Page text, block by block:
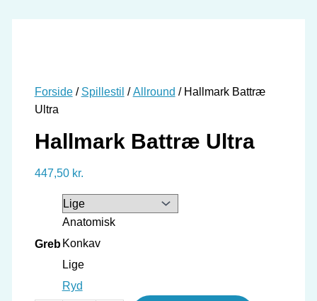
Forside/ Spillestil /Allround / Hallmark Battræ
Ultra
Hallmark Battræ Ultra
447,50 kr.
Greb
Anatomisk
Konkav
Lige
Ryd